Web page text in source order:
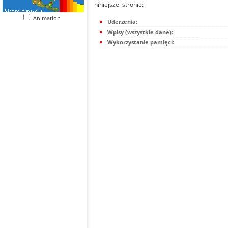
Animation
niniejszej stronie:
Uderzenia:
Wpisy (wszystkie dane):
Wykorzystanie pamięci: